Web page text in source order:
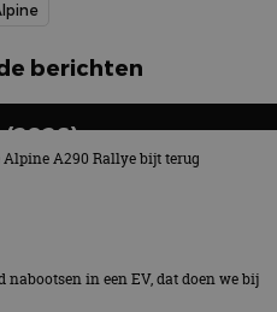
berichten
(2026)
Alpine A290 Rallye bijt terug
nabootsen in een EV, dat doen we bij